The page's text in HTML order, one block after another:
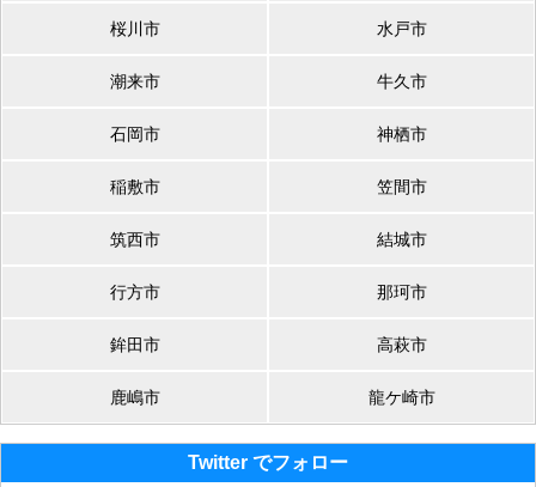
桜川市 水戸市
潮来市 牛久市
石岡市 神栖市
稲敷市 笠間市
筑西市 結城市
行方市 那珂市
鉾田市 高萩市
鹿嶋市 龍ケ崎市
Twitter でフォロー